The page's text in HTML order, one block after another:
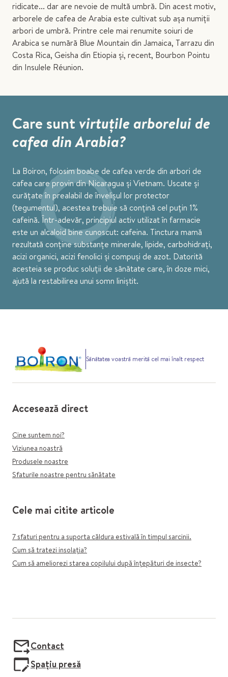
ridicate... dar are nevoie de multă umbră. Din acest motiv,
arborele de cafea de Arabia este cultivat sub așa numiții
arbori de umbră. Printre cele mai renumite soiuri de
Arabica se numără Blue Mountain din Jamaica, Tarrazu din
Costa Rica, Geisha din Etiopia și, recent, Bourbon Pointu
din Insulele Réunion.
Care sunt virtuțile arborelui de
cafea din Arabia?
La Boiron, folosim boabe de cafea verde din arbori de
cafea care provin din Nicaragua și Vietnam. Uscate și
curățate în prealabil de învelișul lor protector
(tegumentul), acestea trebuie să conțină cel puțin 1%
cafeină. Într-adevăr, principiul activ utilizat în farmacie
este un alcaloid bine cunoscut: cafeina. Tinctura mamă
rezultată conține substanțe minerale, lipide, carbohidrați,
acizi organici, acizi fenolici și compuși de azot. Datorită
acesteia se produc soluții de sănătate care, în doze mici,
ajută la restabilirea unui somn liniștit.
Sănătatea voastră merită cel mai înalt respect
Accesează direct
Cine suntem noi?
Viziunea noastră
Produsele noastre
Sfaturile noastre pentru sănătate
Cele mai citite articole
7 sfaturi pentru a suporta căldura estivală în timpul sarcinii.
Cum să tratezi insolația?
Cum să ameliorezi starea copilului după înțepături de insecte?
Contact
Spațiu presă